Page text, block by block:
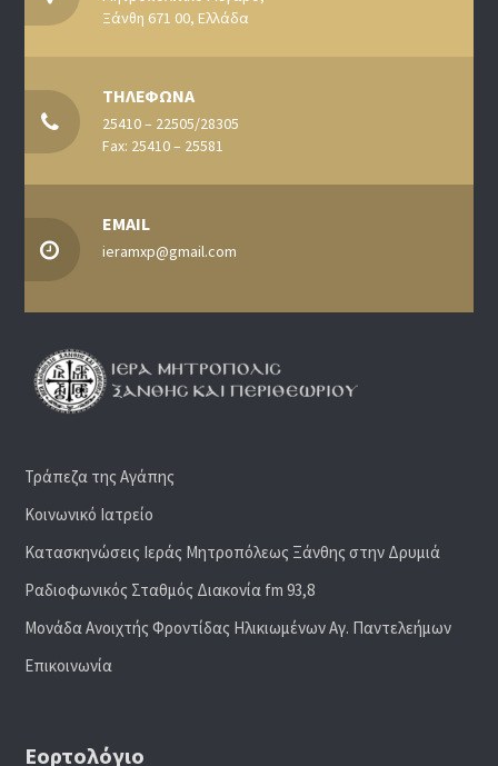
Ξάνθη 671 00, Ελλάδα
ΤΗΛΕΦΩΝΑ
25410 – 22505/28305
Fax: 25410 – 25581
EMAIL
ieramxp@gmail.com
Τράπεζα της Αγάπης
Κοινωνικό Ιατρείο
Κατασκηνώσεις Ιεράς Μητροπόλεως Ξάνθης στην Δρυμιά
Ραδιoφωνικός Σταθμός Διακονία fm 93,8
Μονάδα Ανοιχτής Φροντίδας Ηλικιωμένων Αγ. Παντελεήμων
Επικοινωνία
Εορτολόγιο